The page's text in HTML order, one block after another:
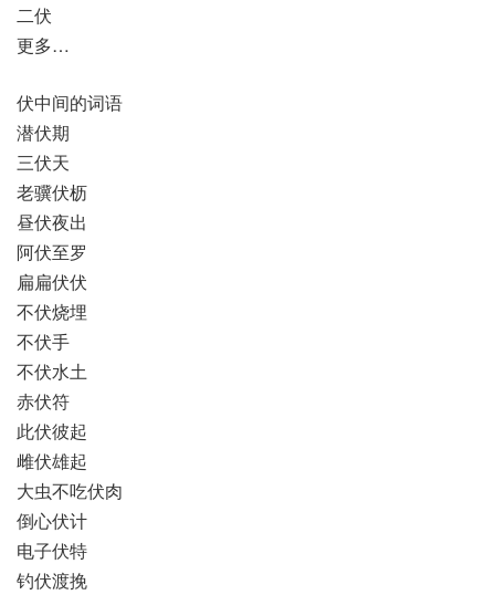
二伏
更多…
伏中间的词语
潜伏期
三伏天
老骥伏枥
昼伏夜出
阿伏至罗
扁扁伏伏
不伏烧埋
不伏手
不伏水土
赤伏符
此伏彼起
雌伏雄起
大虫不吃伏肉
倒心伏计
电子伏特
钓伏渡挽